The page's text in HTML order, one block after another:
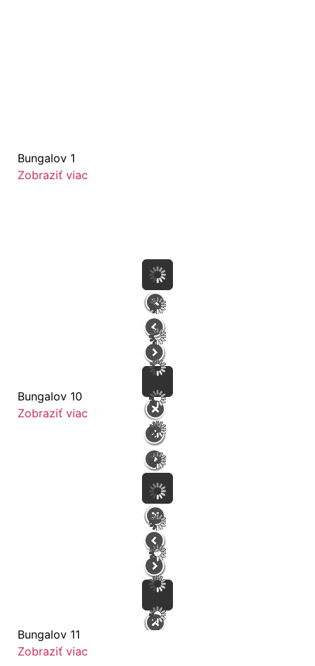
Bungalov 1
Zobraziť viac
Bungalov 10
Zobraziť viac
Bungalov 11
Zobraziť viac